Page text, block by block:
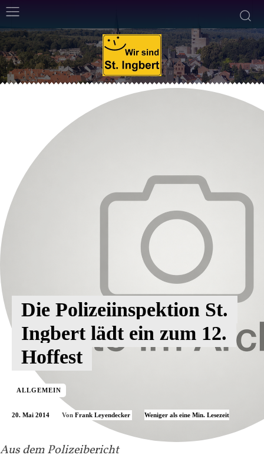
Aus dem Polizeibericht
Die Polizeiinspektion St.
Ingbert lädt ein zum 12.
Hoffest
ALLGEMEIN
20. Mai 2014 Von Frank Leyendecker Weniger als eine Min. Lesezeit